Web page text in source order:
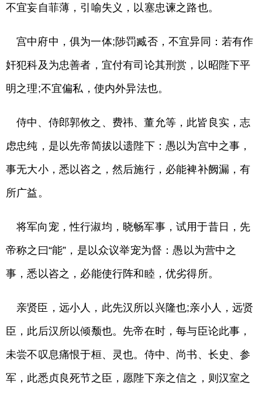
不宜妄自菲薄，引喻失义，以塞忠谏之路也。
宫中府中，俱为一体;陟罚臧否，不宜异同：若有作
奸犯科及为忠善者，宜付有司论其刑赏，以昭陛下平
明之理;不宜偏私，使内外异法也。
侍中、侍郎郭攸之、费祎、董允等，此皆良实，志
虑忠纯，是以先帝简拔以遗陛下：愚以为宫中之事，
事无大小，悉以咨之，然后施行，必能裨补阙漏，有
所广益。
将军向宠，性行淑均，晓畅军事，试用于昔日，先
帝称之曰“能”，是以众议举宠为督：愚以为营中之
事，悉以咨之，必能使行阵和睦，优劣得所。
亲贤臣，远小人，此先汉所以兴隆也;亲小人，远贤
臣，此后汉所以倾颓也。先帝在时，每与臣论此事，
未尝不叹息痛恨于桓、灵也。侍中、尚书、长史、参
军，此悉贞良死节之臣，愿陛下亲之信之，则汉室之